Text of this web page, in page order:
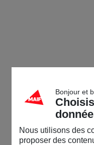
Bonjour et
Nous utilisons des
proposer des